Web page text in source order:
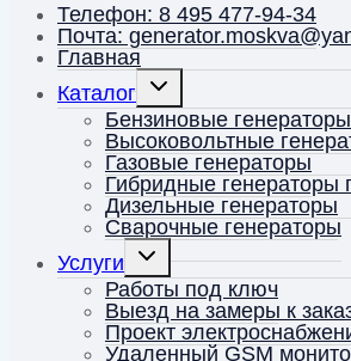
Телефон: 8 495 477-94-34
Почта:
Главная
Каталог
Переключить
меню
Бензиновые генераторы
Высоковольтные
Газовые генераторы
Гибридные генераторы
Дизельные генераторы
Сварочные генераторы
Услуги
Переключить
дочернее
меню
Работы под ключ
Выезд на замеры к
Проект
Удаленный GSM